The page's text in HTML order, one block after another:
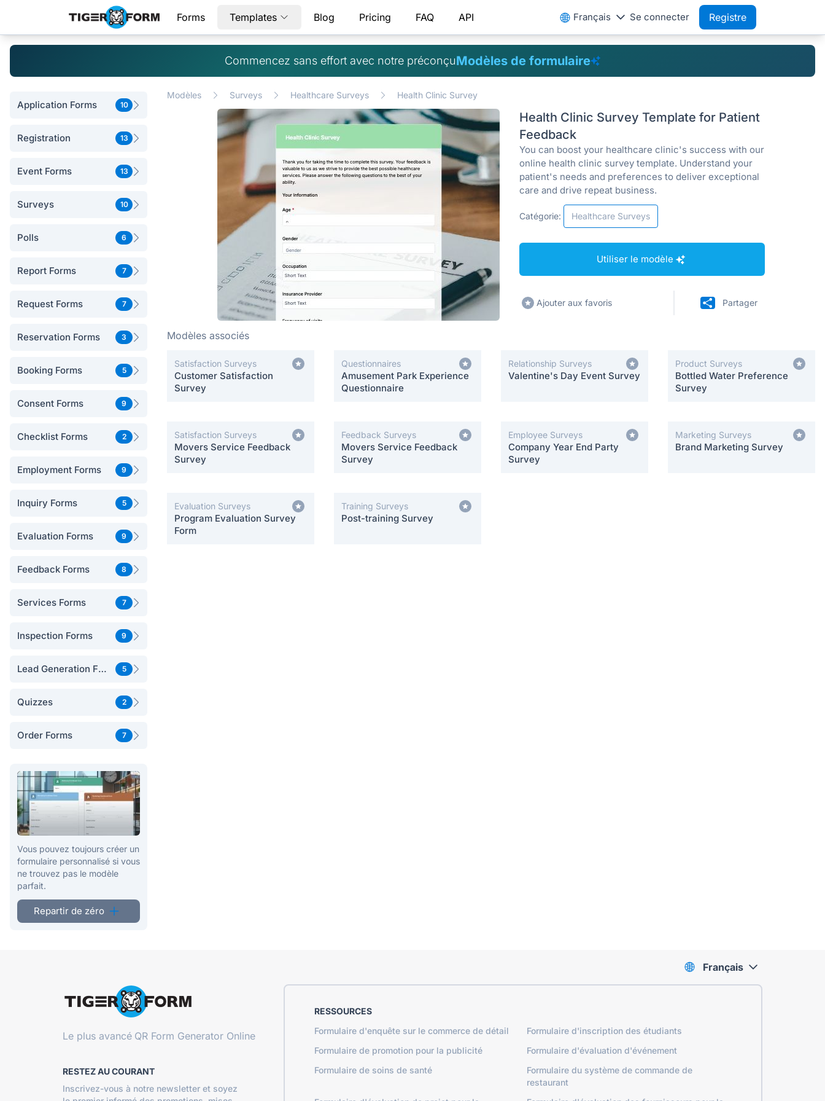
Forms Templates Blog Pricing FAQ API Français Se connecter Registre
Commencez sans effort avec notre préconçuModèles de formulaire
Application Forms 10
Registration 13
Event Forms 13
Surveys 10
Polls 6
Report Forms 7
Request Forms 7
Reservation Forms 3
Booking Forms 5
Consent Forms 9
Checklist Forms 2
Employment Forms 9
Inquiry Forms 5
Evaluation Forms 9
Feedback Forms 8
Services Forms 7
Inspection Forms 9
Lead Generation Forms 5
Quizzes 2
Order Forms 7
Vous pouvez toujours créer un
formulaire personnalisé si vous
ne trouvez pas le modèle
parfait.
Repartir de zéro
Modèles Surveys Healthcare Surveys Health Clinic Survey
Health Clinic Survey Template for Patient
Feedback
You can boost your healthcare clinic's success with our
online health clinic survey template. Understand your
patient's needs and preferences to deliver exceptional
care and drive repeat business.
Catégorie: Healthcare Surveys
Utiliser le modèle
Ajouter aux favoris Partager
Modèles associés
Satisfaction Surveys
Customer Satisfaction
Survey
Questionnaires
Amusement Park Experience
Questionnaire
Relationship Surveys
Valentine's Day Event Survey
Product Surveys
Bottled Water Preference
Survey
Satisfaction Surveys
Movers Service Feedback
Survey
Feedback Surveys
Movers Service Feedback
Survey
Employee Surveys
Company Year End Party
Survey
Marketing Surveys
Brand Marketing Survey
Evaluation Surveys
Program Evaluation Survey
Form
Training Surveys
Post-training Survey
Le plus avancé QR Form Generator Online
RESTEZ AU COURANT
Inscrivez-vous à notre newsletter et soyez
RESSOURCES
Formulaire d'enquête sur le commerce de détail
Formulaire d'inscription des étudiants
Formulaire de promotion pour la publicité
Formulaire d'évaluation d'événement
Formulaire de soins de santé
Formulaire du système de commande de
restaurant
Français